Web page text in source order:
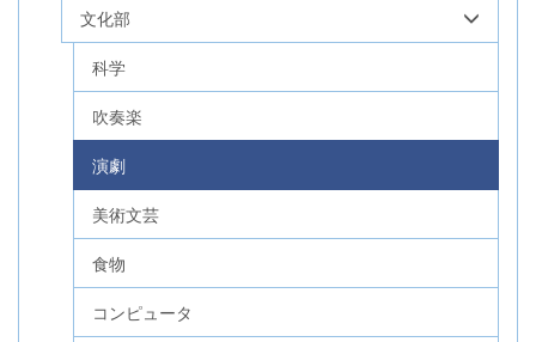
文化部
科学
吹奏楽
演劇
美術文芸
食物
コンピュータ